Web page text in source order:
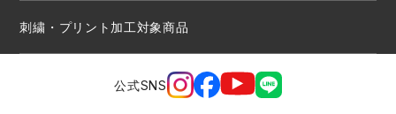
刺繍・プリント加工対象商品
公式SNS